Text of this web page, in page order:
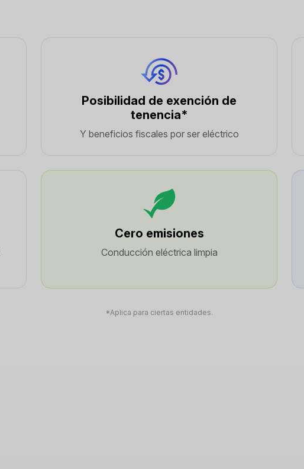
Posibilidad de exención de
tenencia*
Y beneficios fiscales por ser eléctrico
Cero emisiones
Conducción eléctrica limpia
*Aplica para ciertas entidades.